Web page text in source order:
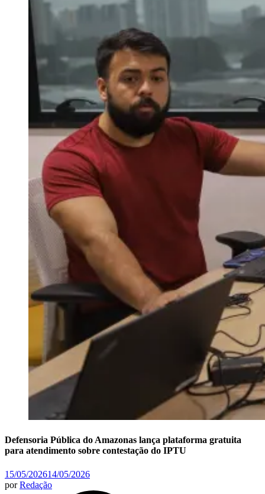
Defensoria Pública do Amazonas lança plataforma gratuita
para atendimento sobre contestação do IPTU
15/05/202614/05/2026
porRedação